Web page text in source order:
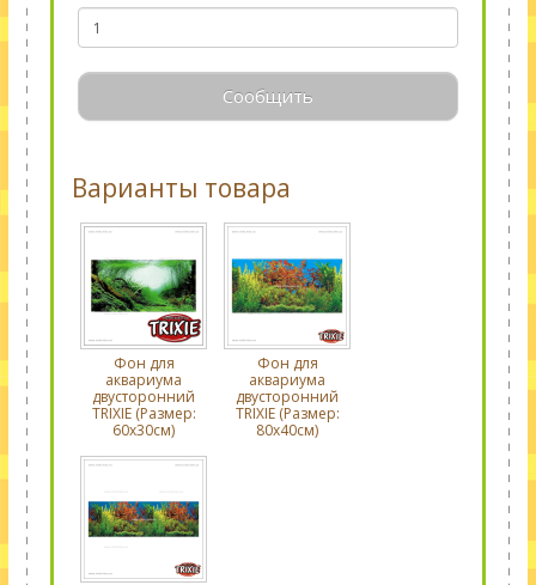
Сообщить
Варианты товара
Фон для
аквариума
двусторонний
TRIXIE (Размер:
60х30см)
Фон для
аквариума
двусторонний
TRIXIE (Размер:
80х40см)